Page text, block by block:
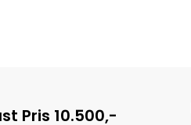
Pris 10.500,-